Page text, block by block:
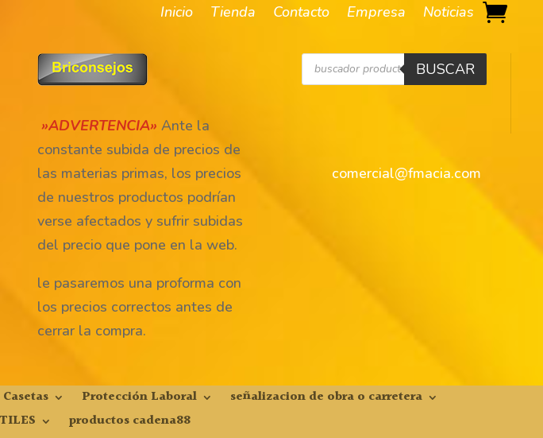
Inicio Tienda Contacto Empresa Noticias
»ADVERTENCIA» Ante la
constante subida de precios de
las materias primas, los precios
de nuestros productos podrían
verse afectados y sufrir subidas
del precio que pone en la web.
le pasaremos una proforma con
los precios correctos antes de
cerrar la compra.
Búsqueda
de
productos
BUSCAR
comercial@fmacia.com
Protección Laboral
señalizacion de obra o carretera
productos cadena88